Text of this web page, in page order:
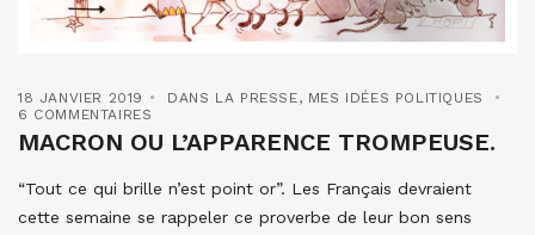
18 JANVIER 2019 DANS LA PRESSE, MES IDÉES POLITIQUES
6 COMMENTAIRES
MACRON OU L’APPARENCE TROMPEUSE.
“Tout ce qui brille n’est point or”. Les Français devraient
cette semaine se rappeler ce proverbe de leur bon sens